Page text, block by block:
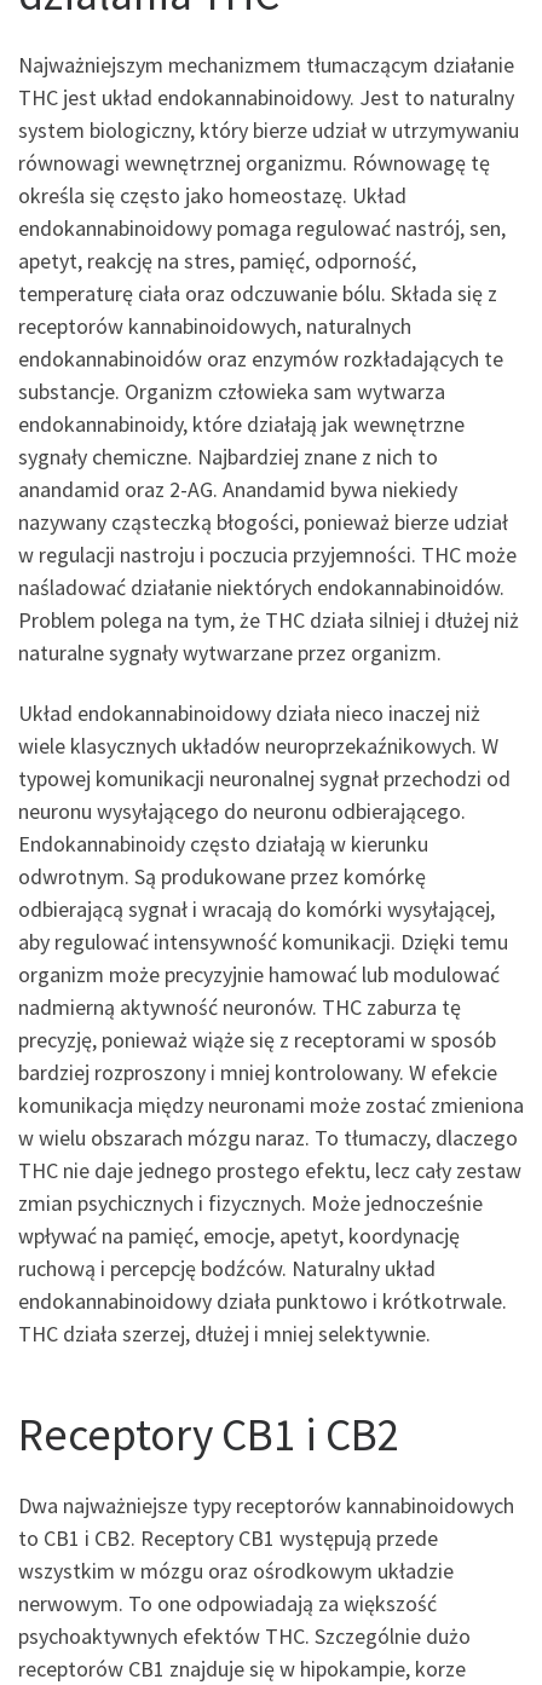
Najważniejszym mechanizmem tłumaczącym działanie
THC jest układ endokannabinoidowy. Jest to naturalny
system biologiczny, który bierze udział w utrzymywaniu
równowagi wewnętrznej organizmu. Równowagę tę
określa się często jako homeostazę. Układ
endokannabinoidowy pomaga regulować nastrój, sen,
apetyt, reakcję na stres, pamięć, odporność,
temperaturę ciała oraz odczuwanie bólu. Składa się z
receptorów kannabinoidowych, naturalnych
endokannabinoidów oraz enzymów rozkładających te
substancje. Organizm człowieka sam wytwarza
endokannabinoidy, które działają jak wewnętrzne
sygnały chemiczne. Najbardziej znane z nich to
anandamid oraz 2-AG. Anandamid bywa niekiedy
nazywany cząsteczką błogości, ponieważ bierze udział
w regulacji nastroju i poczucia przyjemności. THC może
naśladować działanie niektórych endokannabinoidów.
Problem polega na tym, że THC działa silniej i dłużej niż
naturalne sygnały wytwarzane przez organizm.
Układ endokannabinoidowy działa nieco inaczej niż
wiele klasycznych układów neuroprzekaźnikowych. W
typowej komunikacji neuronalnej sygnał przechodzi od
neuronu wysyłającego do neuronu odbierającego.
Endokannabinoidy często działają w kierunku
odwrotnym. Są produkowane przez komórkę
odbierającą sygnał i wracają do komórki wysyłającej,
aby regulować intensywność komunikacji. Dzięki temu
organizm może precyzyjnie hamować lub modulować
nadmierną aktywność neuronów. THC zaburza tę
precyzję, ponieważ wiąże się z receptorami w sposób
bardziej rozproszony i mniej kontrolowany. W efekcie
komunikacja między neuronami może zostać zmieniona
w wielu obszarach mózgu naraz. To tłumaczy, dlaczego
THC nie daje jednego prostego efektu, lecz cały zestaw
zmian psychicznych i fizycznych. Może jednocześnie
wpływać na pamięć, emocje, apetyt, koordynację
ruchową i percepcję bodźców. Naturalny układ
endokannabinoidowy działa punktowo i krótkotrwale.
THC działa szerzej, dłużej i mniej selektywnie.
Receptory CB1 i CB2
Dwa najważniejsze typy receptorów kannabinoidowych
to CB1 i CB2. Receptory CB1 występują przede
wszystkim w mózgu oraz ośrodkowym układzie
nerwowym. To one odpowiadają za większość
psychoaktywnych efektów THC. Szczególnie dużo
receptorów CB1 znajduje się w hipokampie, korze